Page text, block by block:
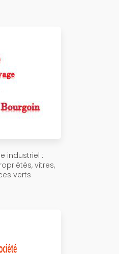
industriel :
vitres,
verts